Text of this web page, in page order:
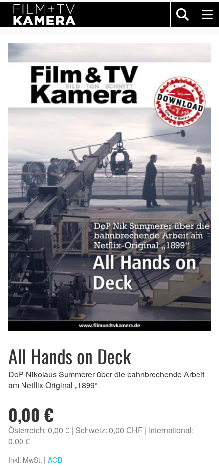
All Hands on Deck
DoP Nikolaus Summerer über die bahnbrechende Arbeit
am Netflix-Original „1899“
0,00 €
Österreich: 0,00 € Schweiz: 0,00 CHF International:
0,00 €
Inkl. MwSt. | AGB